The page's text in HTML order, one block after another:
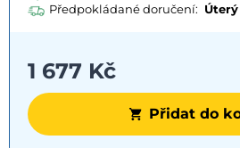
Předpokládané doručení: Úterý
1 677 Kč
Přidat do